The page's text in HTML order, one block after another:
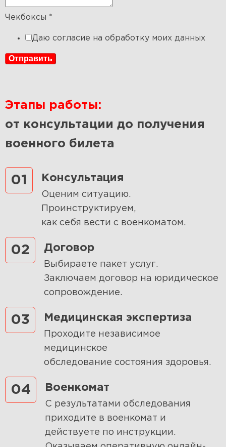
Чекбоксы *
Даю согласие на обработку моих данных
Отправить
Этапы работы:
от консультации до получения
военного билета
01 Консультация
Оценим ситуацию.
Проинструктируем,
как себя вести с военкоматом.
02 Договор
Выбираете пакет услуг.
Заключаем договор на юридическое
сопровождение.
03 Медицинская экспертиза
Проходите независимое
медицинское
обследование состояния здоровья.
04 Военкомат
С результатами обследования
приходите в военкомат и
действуете по инструкции.